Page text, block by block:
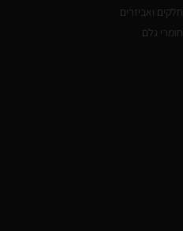
חלקים ואביזרים
חומרי גלם